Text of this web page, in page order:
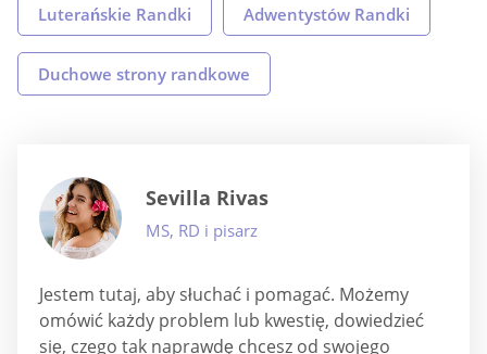
Luterańskie Randki Adwentystów Randki
Duchowe strony randkowe
Sevilla Rivas
MS, RD i pisarz
Jestem tutaj, aby słuchać i pomagać. Możemy
omówić każdy problem lub kwestię, dowiedzieć
się, czego tak naprawdę chcesz od swojego